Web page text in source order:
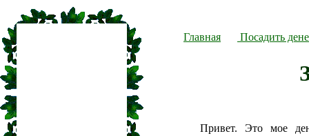
Главная Посадить
Привет. Это мое